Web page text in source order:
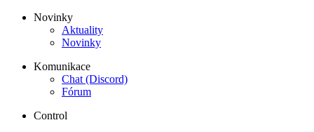
Novinky
Aktuality
Novinky
Komunikace
Chat (Discord)
Fórum
Control